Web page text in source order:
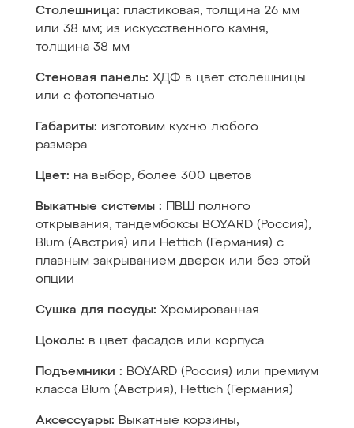
Столешница: пластиковая, толщина 26 мм
или 38 мм; из искусственного камня,
толщина 38 мм
Стеновая панель: ХДФ в цвет столешницы
или с фотопечатью
Габариты: изготовим кухню любого
размера
Цвет: на выбор, более 300 цветов
Выкатные системы :
ПВШ полного
открывания, тандембоксы BOYARD (Россия),
Blum (Австрия) или Hettich (Германия) с
плавным закрыванием дверок или без этой
опции
Сушка для посуды: Хромированная
Цоколь: в цвет фасадов или корпуса
Подъемники : BOYARD (Россия) или премиум
класса Blum (Австрия), Hettich (Германия)
Аксессуары: Выкатные корзины,